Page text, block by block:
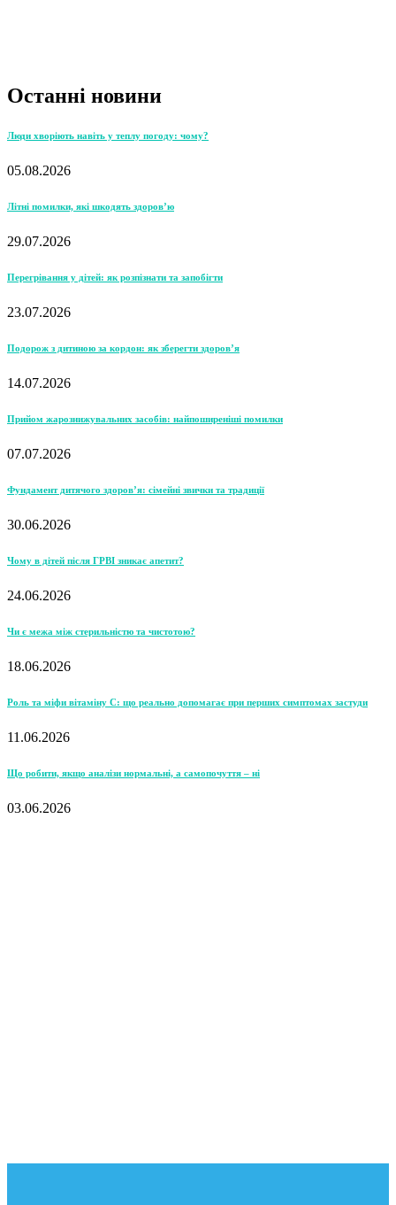
Останні новини
Люди хворіють навіть у теплу погоду: чому?
05.08.2026
Літні помилки, які шкодять здоров’ю
29.07.2026
Перегрівання у дітей: як розпізнати та запобігти
23.07.2026
Подорож з дитиною за кордон: як зберегти здоров’я
14.07.2026
Прийом жарознижувальних засобів: найпоширеніші помилки
07.07.2026
Фундамент дитячого здоров’я: сімейні звички та традиції
30.06.2026
Чому в дітей після ГРВІ зникає апетит?
24.06.2026
Чи є межа між стерильністю та чистотою?
18.06.2026
Роль та міфи вітаміну С: що реально допомагає при перших симптомах застуди
11.06.2026
Що робити, якщо аналізи нормальні, а самопочуття – ні
03.06.2026